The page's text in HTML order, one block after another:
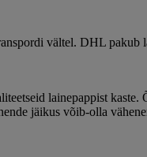
vältel. DHL
lainepappist
jäikus võib-olla